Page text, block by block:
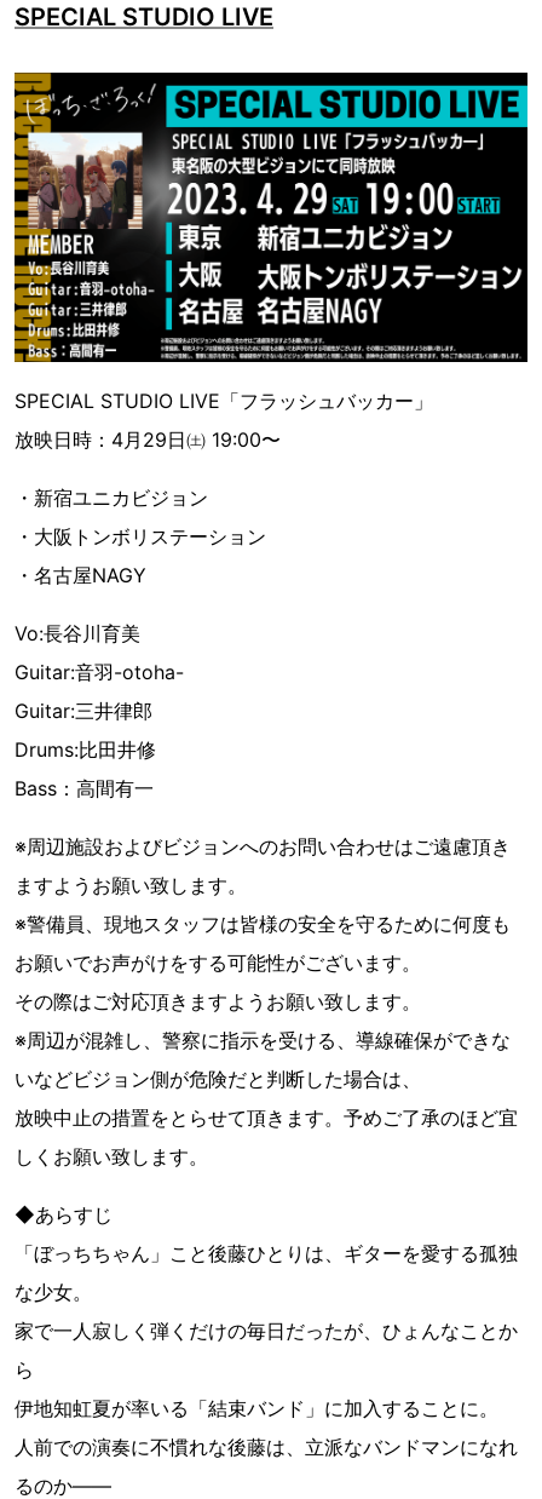
SPECIAL STUDIO LIVE
SPECIAL STUDIO LIVE「フラッシュバッカー」
放映日時：4月29日㈯ 19:00〜
・新宿ユニカビジョン
・大阪トンボリステーション
・名古屋NAGY
Vo:長谷川育美
Guitar:音羽-otoha-
Guitar:三井律郎
Drums:比田井修
Bass：高間有一
※周辺施設およびビジョンへのお問い合わせはご遠慮頂き
ますようお願い致します。
※警備員、現地スタッフは皆様の安全を守るために何度も
お願いでお声がけをする可能性がございます。
その際はご対応頂きますようお願い致します。
※周辺が混雑し、警察に指示を受ける、導線確保ができな
いなどビジョン側が危険だと判断した場合は、
放映中止の措置をとらせて頂きます。予めご了承のほど宜
しくお願い致します。
◆あらすじ
「ぼっちちゃん」こと後藤ひとりは、ギターを愛する孤独
な少女。
家で一人寂しく弾くだけの毎日だったが、ひょんなことか
ら
伊地知虹夏が率いる「結束バンド」に加入することに。
人前での演奏に不慣れな後藤は、立派なバンドマンになれ
るのか――